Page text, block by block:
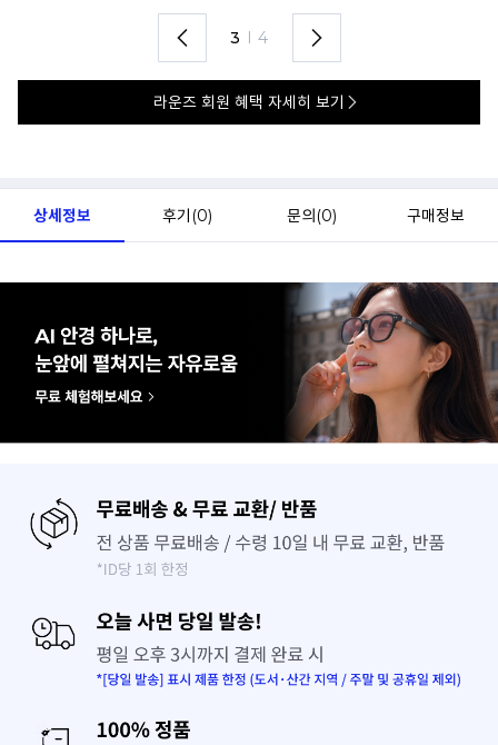
4 I 4
라운즈 회원 혜택 자세히 보기
상세정보 후기(0) 문의(0) 구매정보